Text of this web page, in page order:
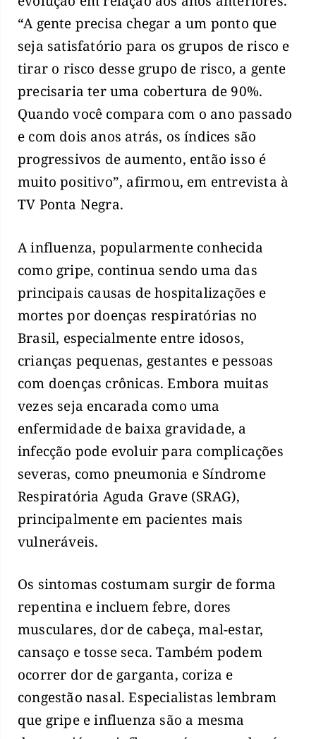
“A gente precisa chegar a um ponto que
seja satisfatório para os grupos de risco e
tirar o risco desse grupo de risco, a gente
precisaria ter uma cobertura de 90%.
Quando você compara com o ano passado
e com dois anos atrás, os índices são
progressivos de aumento, então isso é
muito positivo”, afirmou, em entrevista à
TV Ponta Negra.
A influenza, popularmente conhecida
como gripe, continua sendo uma das
principais causas de hospitalizações e
mortes por doenças respiratórias no
Brasil, especialmente entre idosos,
crianças pequenas, gestantes e pessoas
com doenças crônicas. Embora muitas
vezes seja encarada como uma
enfermidade de baixa gravidade, a
infecção pode evoluir para complicações
severas, como pneumonia e Síndrome
Respiratória Aguda Grave (SRAG),
principalmente em pacientes mais
vulneráveis.
Os sintomas costumam surgir de forma
repentina e incluem febre, dores
musculares, dor de cabeça, mal-estar,
cansaço e tosse seca. Também podem
ocorrer dor de garganta, coriza e
congestão nasal. Especialistas lembram
que gripe e influenza são a mesma